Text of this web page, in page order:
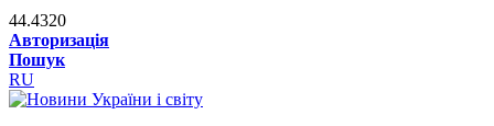
44.4320
Авторизація
Пошук
RU